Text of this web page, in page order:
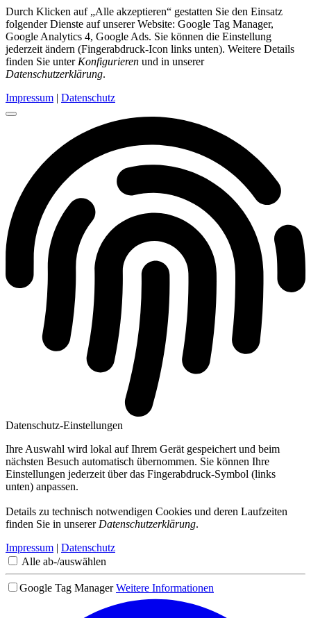
Durch Klicken auf „Alle akzeptieren“ gestatten Sie den Einsatz
folgender Dienste auf unserer Website: Google Tag Manager,
Google Analytics 4, Google Ads. Sie können die Einstellung
jederzeit ändern (Fingerabdruck-Icon links unten). Weitere Details
finden Sie unter Konfigurieren und in unserer
Datenschutzerklärung.
Impressum | Datenschutz
Datenschutz-Einstellungen
Ihre Auswahl wird lokal auf Ihrem Gerät gespeichert und beim
nächsten Besuch automatisch übernommen. Sie können Ihre
Einstellungen jederzeit über das Fingerabdruck-Symbol (links
unten) anpassen.
Details zu technisch notwendigen Cookies und deren Laufzeiten
finden Sie in unserer Datenschutzerklärung.
Impressum | Datenschutz
Alle ab-/auswählen
Google Tag Manager Weitere Informationen